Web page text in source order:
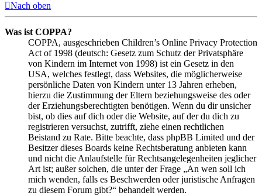
Nach oben
Was ist COPPA?
COPPA, ausgeschrieben Children’s Online Privacy Protection
Act of 1998 (deutsch: Gesetz zum Schutz der Privatsphäre
von Kindern im Internet von 1998) ist ein Gesetz in den
USA, welches festlegt, dass Websites, die möglicherweise
persönliche Daten von Kindern unter 13 Jahren erheben,
hierzu die Zustimmung der Eltern beziehungsweise des oder
der Erziehungsberechtigten benötigen. Wenn du dir unsicher
bist, ob dies auf dich oder die Website, auf der du dich zu
registrieren versuchst, zutrifft, ziehe einen rechtlichen
Beistand zu Rate. Bitte beachte, dass phpBB Limited und der
Besitzer dieses Boards keine Rechtsberatung anbieten kann
und nicht die Anlaufstelle für Rechtsangelegenheiten jeglicher
Art ist; außer solchen, die unter der Frage „An wen soll ich
mich wenden, falls es Beschwerden oder juristische Anfragen
zu diesem Forum gibt?“ behandelt werden.